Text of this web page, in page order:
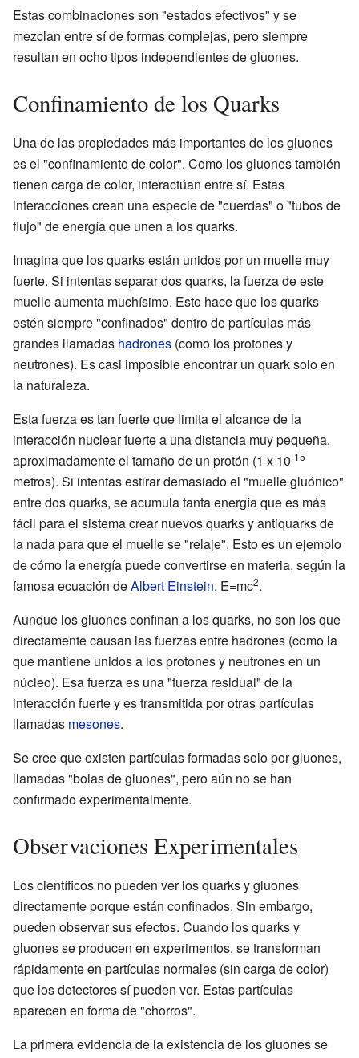
Estas combinaciones son "estados efectivos" y se
mezclan entre sí de formas complejas, pero siempre
resultan en ocho tipos independientes de gluones.
Confinamiento de los Quarks
Una de las propiedades más importantes de los gluones
es el "confinamiento de color". Como los gluones también
tienen carga de color, interactúan entre sí. Estas
interacciones crean una especie de "cuerdas" o "tubos de
flujo" de energía que unen a los quarks.
Imagina que los quarks están unidos por un muelle muy
fuerte. Si intentas separar dos quarks, la fuerza de este
muelle aumenta muchísimo. Esto hace que los quarks
estén siempre "confinados" dentro de partículas más
grandes llamadas hadrones (como los protones y
neutrones). Es casi imposible encontrar un quark solo en
la naturaleza.
Esta fuerza es tan fuerte que limita el alcance de la
interacción nuclear fuerte a una distancia muy pequeña,
aproximadamente el tamaño de un protón (1 x 10-15
metros). Si intentas estirar demasiado el "muelle gluónico"
entre dos quarks, se acumula tanta energía que es más
fácil para el sistema crear nuevos quarks y antiquarks de
la nada para que el muelle se "relaje". Esto es un ejemplo
de cómo la energía puede convertirse en materia, según la
famosa ecuación deAlbert Einstein, E=mc2.
Aunque los gluones confinan a los quarks, no son los que
directamente causan las fuerzas entre hadrones (como la
que mantiene unidos a los protones y neutrones en un
núcleo). Esa fuerza es una "fuerza residual" de la
interacción fuerte y es transmitida por otras partículas
llamadas mesones.
Se cree que existen partículas formadas solo por gluones,
llamadas "bolas de gluones", pero aún no se han
confirmado experimentalmente.
Observaciones Experimentales
Los científicos no pueden ver los quarks y gluones
directamente porque están confinados. Sin embargo,
pueden observar sus efectos. Cuando los quarks y
gluones se producen en experimentos, se transforman
rápidamente en partículas normales (sin carga de color)
que los detectores sí pueden ver. Estas partículas
aparecen en forma de "chorros".
La primera evidencia de la existencia de los gluones se